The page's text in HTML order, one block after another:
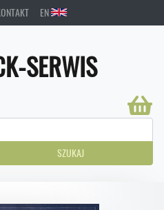
EN
SERWIS
SZUKAJ